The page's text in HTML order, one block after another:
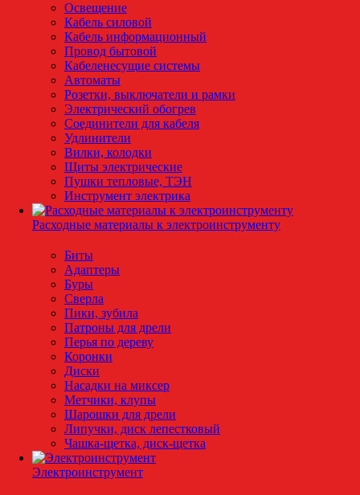
Освещение
Кабель силовой
Кабель информационный
Провод бытовой
Кабеленесущие системы
Автоматы
Розетки, выключатели и рамки
Электрический обогрев
Соединители для кабеля
Удлинители
Вилки, колодки
Щиты электрические
Пушки тепловые, ТЭН
Инструмент электрика
Расходные материалы к электроинструменту
Биты
Адаптеры
Буры
Сверла
Пики, зубила
Патроны для дрели
Перья по дереву
Коронки
Диски
Насадки на миксер
Метчики, клупы
Шарошки для дрели
Липучки, диск лепестковый
Чашка-щетка, диск-щетка
Электроинструмент